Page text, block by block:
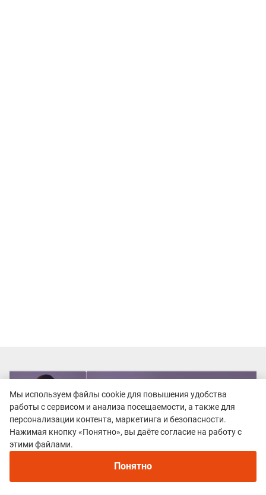
Мы используем файлы cookie для повышения удобства
работы с сервисом и анализа посещаемости, а также для
персонализации контента, маркетинга и безопасности.
Нажимая кнопку «Понятно», вы даёте согласие на работу с
этими файлами.
Понятно